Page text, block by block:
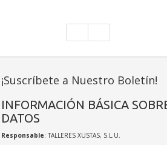
¡Suscríbete a Nuestro Boletín!
INFORMACIÓN BÁSICA
DATOS
Responsable: TALLERES XUSTAS, S.L.U.